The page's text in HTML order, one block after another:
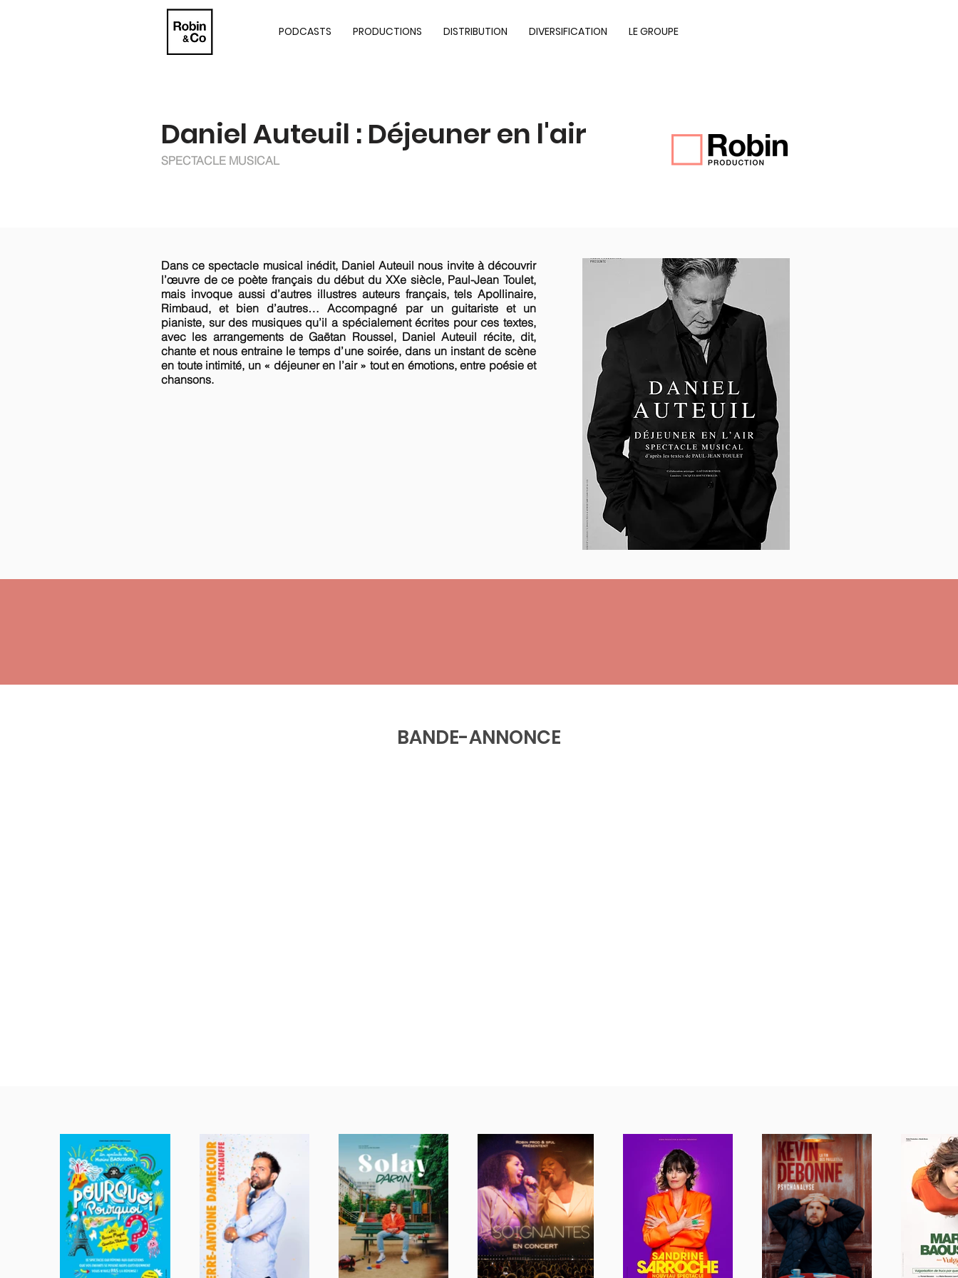
PODCASTS PRODUCTIONS DISTRIBUTION DIVERSIFICATION LE GROUPE
Daniel Auteuil : Déjeuner en l'air
SPECTACLE MUSICAL
Dans ce spectacle musical inédit, Daniel Auteuil nous invite à découvrir
l’œuvre de ce poète français du début du XXe siècle, Paul-Jean Toulet,
mais invoque aussi d’autres illustres auteurs français, tels Apollinaire,
Rimbaud, et bien d’autres… Accompagné par un guitariste et un
pianiste, sur des musiques qu’il a spécialement écrites pour ces textes,
avec les arrangements de Gaëtan Roussel, Daniel Auteuil récite, dit,
chante et nous entraine le temps d’une soirée, dans un instant de scène
en toute intimité, un « déjeuner en l’air » tout en émotions, entre poésie et
chansons.
BANDE-ANNONCE